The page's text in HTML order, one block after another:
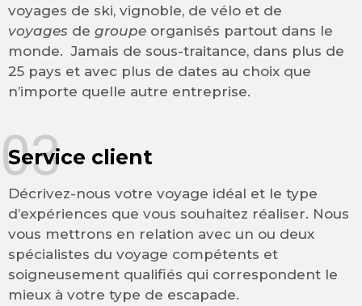
voyages de ski, vignoble, de vélo et de
voyages de groupe organisés partout dans le
monde. Jamais de sous-traitance, dans plus de
25 pays et avec plus de dates au choix que
n’importe quelle autre entreprise.
Service client
Décrivez-nous votre voyage idéal et le type
d’expériences que vous souhaitez réaliser. Nous
vous mettrons en relation avec un ou deux
spécialistes du voyage compétents et
soigneusement qualifiés qui correspondent le
mieux à votre type de escapade.
03